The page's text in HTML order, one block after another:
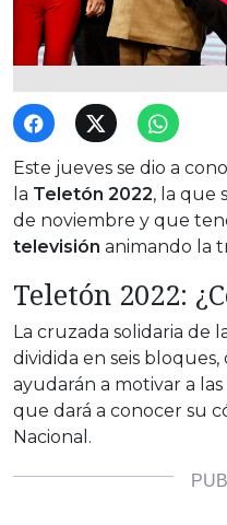
Este jueves se dio a
la Teletón 2022, la que
de noviembre y que
televisión animando la
Teletón 2022:
La cruzada solidaria de
dividida en seis
ayudarán a motivar a
que dará a conocer su
Nacional.